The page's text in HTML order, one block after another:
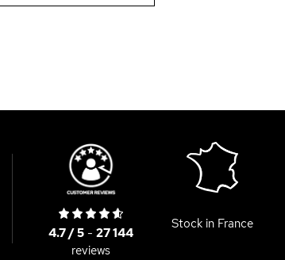
4.7 / 5- 27 144
reviews
Stock in France